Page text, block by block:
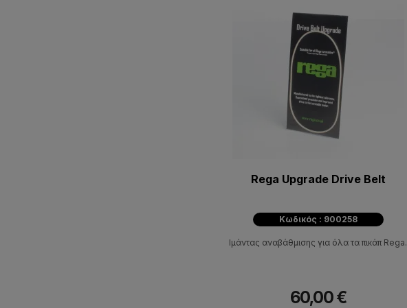
Rega Upgrade Drive Belt
Κωδικός : 900258
Ιμάντας αναβάθμισης για όλα τα πικάπ Rega.
60,00 €